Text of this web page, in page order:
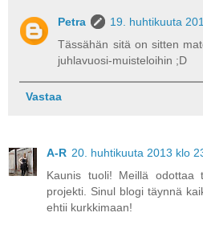
Petra
19. huhtikuuta
Tässähän sitä on sitten
juhlavuosi-muisteloihin ;D
Vastaa
A-R 20. huhtikuuta 2013 klo
Kaunis tuoli! Meillä odottaa
projekti. Sinul blogi täynnä
ehtii kurkkimaan!